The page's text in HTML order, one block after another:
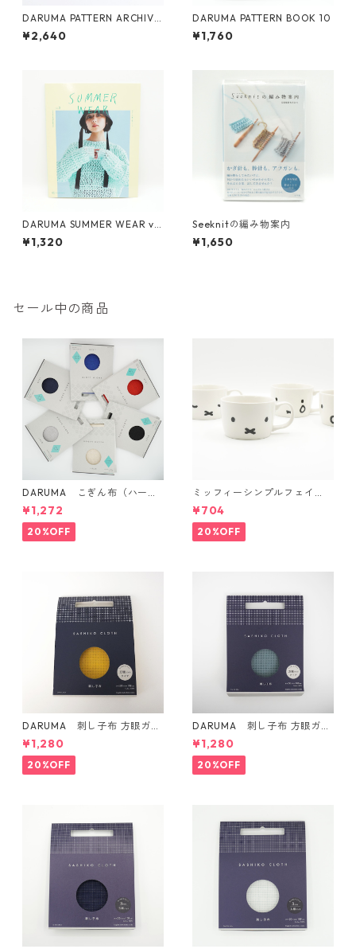
DARUMA PATTERN ARCHIVE
1 (ダルマパターンアーカイブ
1)
¥2,640
DARUMA PATTERN BOOK 10
¥1,760
DARUMA SUMMER WEAR vo
l.3
¥1,320
Seeknitの編み物案内
¥1,650
セール中の商品
DARUMA こぎん布（ハード
タイプ）
¥1,272
20%OFF
ミッフィーシンプルフェイ
ス マグ
¥704
20%OFF
DARUMA 刺し子布 方眼ガイ
ドタイプ Col.4 カラシ
¥1,280
20%OFF
DARUMA 刺し子布 方眼ガイ
ドタイプ Col.5 にぶ青
¥1,280
20%OFF